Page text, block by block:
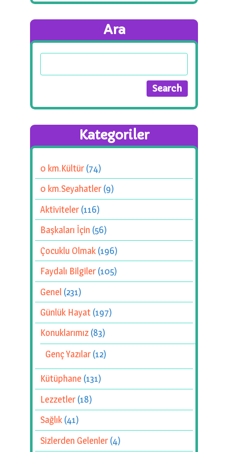
Ara
Kategoriler
0 km.Kültür(74)
0 km.Seyahatler(9)
Aktiviteler(116)
Başkaları İçin (56)
Çocuklu Olmak (196)
Faydalı Bilgiler(105)
Genel (231)
Günlük Hayat (197)
Konuklarımız (83)
Genç Yazılar(12)
Kütüphane (131)
Lezzetler(18)
Sağlık (41)
Sizlerden Gelenler(4)